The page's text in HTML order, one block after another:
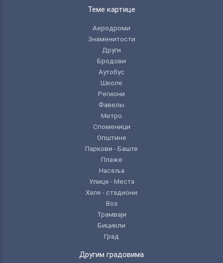
Теме картице
Аеродроми
Знаменитости
Други
Бродови
Аутобус
Школе
Региони
Фавелы
Метро
Споменици
Општине
Паркови - Баште
Плаже
Насеља
Улице - Места
Хале - стадиони
Воз
Трамваји
Бицикли
Град
Другим градовима